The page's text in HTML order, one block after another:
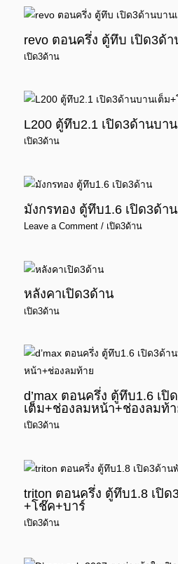
revo ตอนครึ่ง ตู้ทึบ เปิด3ด้
เปิด3ด้าน
L200 ตู้ทึบ2.1 เปิด3ด้านบา
เปิด3ด้าน
มังกรทอง ตู้ทึบ1.6 เปิด3ด้าน
Leave a Comment / เปิด3ด้าน
หลังคาเปิด3ด้าน
เปิด3ด้าน
d’max ตอนครึ่ง ตู้ทึบ1.6 เปิ
เต็ม+ช่องลมหน้า+ช่องลมท้
เปิด3ด้าน
triton ตอนครึ่ง ตู้ทึบ1.8 เปิ
+โช๊ค+บาร์
เปิด3ด้าน